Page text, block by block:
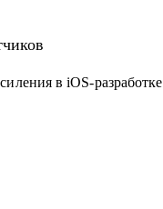
разработчикам
в iOS-разработке